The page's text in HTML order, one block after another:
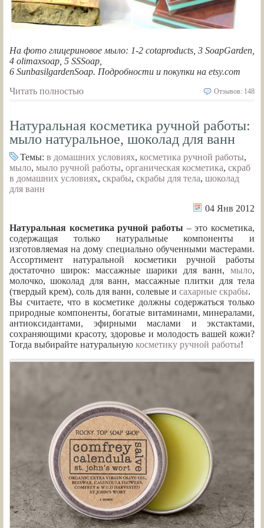
На фото глицериновое мыло: 1-2 cotaproducts, 3 SoapGarden,
4 olimaxsoap, 5 SSSoap,
6 SunbasilgardenSoap. Подробности и покупки на etsy.com
Читать полностью
Отзывов: 148
Натуральная косметика ручной работы:
мыло натуральное, шоколад для ванн
Темы: в домашних условиях, косметика ручной работы,
мыло, мыло ручной работы, органическая косметика, скраб
в домашних условиях, скрабы, скрабы для тела, шоколад
для ванн
04 Янв 2012
Натуральная косметика ручной работы – это косметика,
содержащая только натуральные компоненты и
изготовляемая на дому специально обученными мастерами.
Ассортимент натуральной косметики ручной работы
достаточно широк: массажные шарики для ванн, мыло,
молочко, шоколад для ванн, массажные плитки для тела
(твердый крем), соль для ванн, солевые и сахарные скрабы.
Вы считаете, что в косметике должны содержаться только
природные компоненты, богатые витаминами, минералами,
антиоксидантами, эфирными маслами и экстактами,
сохраняющими красоту, здоровье и молодость вашей кожи?
Тогда выбирайте натуральную косметику ручной работы!